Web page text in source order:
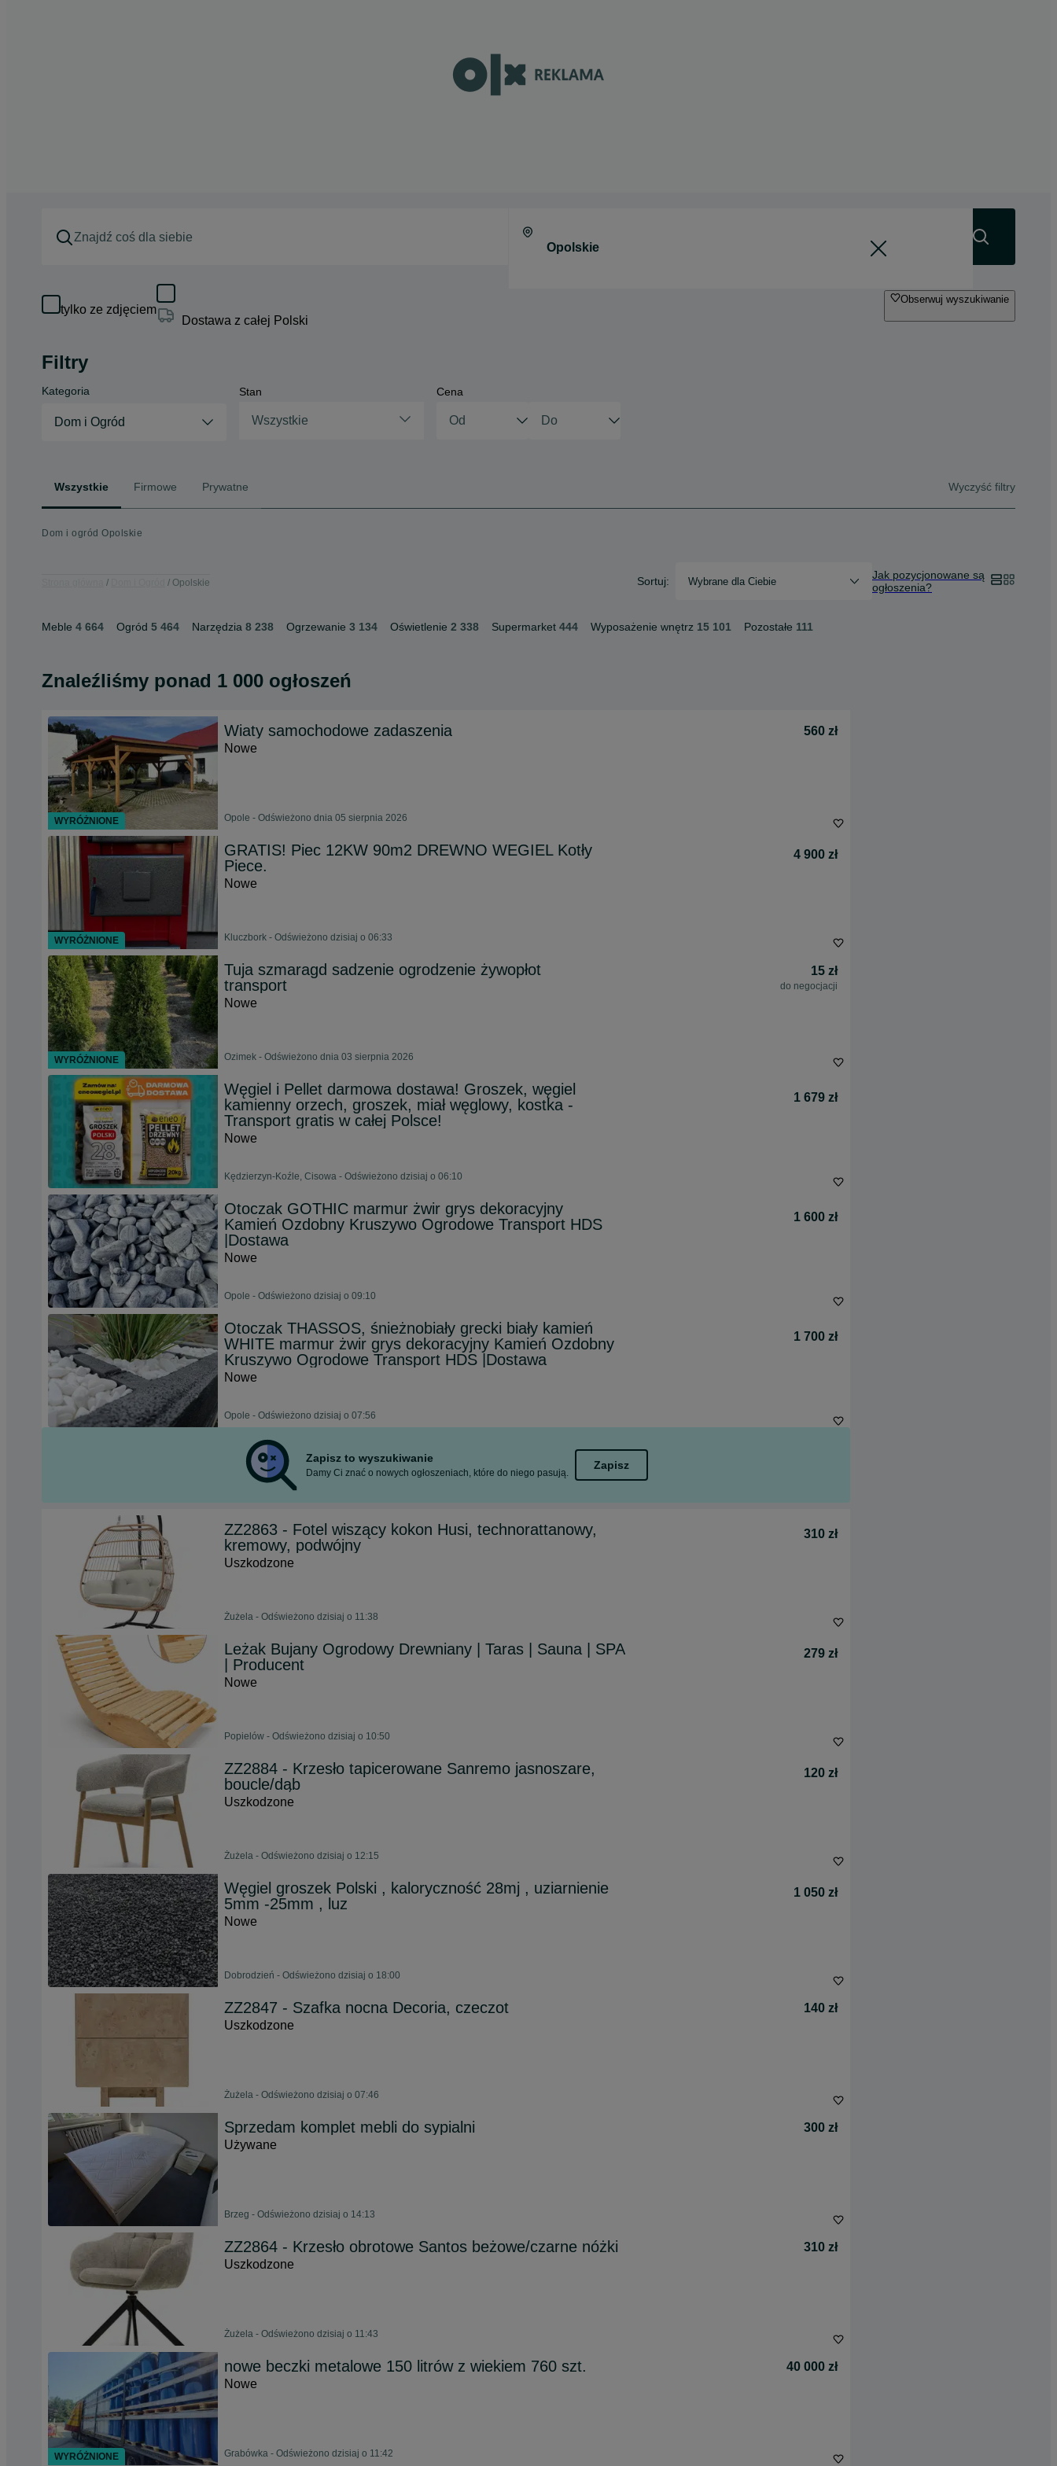
tylko ze zdjęciem
Dostawa z całej Polski
Obserwuj wyszukiwanie
Filtry
Kategoria
Dom i Ogród
Stan
Wszystkie
Cena
Wszystkie Firmowe Prywatne Wyczyść filtry
Dom i ogród Opolskie
Opolskie Sortuj: Wybrane dla Ciebie
Jak pozycjonowane są
ogłoszenia?
Meble 4 664 Ogród 5 464 Narzędzia 8 238 Ogrzewanie 3 134 Oświetlenie 2 338 Supermarket 444 Wyposażenie wnętrz 15 101 Pozostałe 111
Znaleźliśmy ponad 1 000 ogłoszeń
Wiaty samochodowe zadaszenia
560 zł
Nowe
Opole - Odświeżono dnia 05 sierpnia 2026
GRATIS! Piec 12KW 90m2 DREWNO WEGIEL Kotły
Piece.
4 900 zł
Nowe
Kluczbork - Odświeżono dzisiaj o 06:33
Tuja szmaragd sadzenie ogrodzenie żywopłot
transport
15 zł
do negocjacji
Nowe
Ozimek - Odświeżono dnia 03 sierpnia 2026
Węgiel i Pellet darmowa dostawa! Groszek, węgiel
kamienny orzech, groszek, miał węglowy, kostka -
Transport gratis w całej Polsce!
1 679 zł
Nowe
Kędzierzyn-Koźle, Cisowa - Odświeżono dzisiaj o 06:10
Otoczak GOTHIC marmur żwir grys dekoracyjny
Kamień Ozdobny Kruszywo Ogrodowe Transport HDS
|Dostawa
1 600 zł
Nowe
Opole - Odświeżono dzisiaj o 09:10
Otoczak THASSOS, śnieżnobiały grecki biały kamień
WHITE marmur żwir grys dekoracyjny Kamień Ozdobny
Kruszywo Ogrodowe Transport HDS |Dostawa
1 700 zł
Nowe
Opole - Odświeżono dzisiaj o 07:56
Zapisz to wyszukiwanie
Damy Ci znać o nowych ogłoszeniach, które do niego pasują.
Zapisz
ZZ2863 - Fotel wiszący kokon Husi, technorattanowy,
kremowy, podwójny
310 zł
Uszkodzone
Żużela - Odświeżono dzisiaj o 11:38
Leżak Bujany Ogrodowy Drewniany | Taras | Sauna | SPA
| Producent
279 zł
Nowe
Popielów - Odświeżono dzisiaj o 10:50
ZZ2884 - Krzesło tapicerowane Sanremo jasnoszare,
boucle/dąb
120 zł
Uszkodzone
Żużela - Odświeżono dzisiaj o 12:15
Węgiel groszek Polski , kaloryczność 28mj , uziarnienie
5mm -25mm , luz
1 050 zł
Nowe
Dobrodzień - Odświeżono dzisiaj o 18:00
ZZ2847 - Szafka nocna Decoria, czeczot
140 zł
Uszkodzone
Żużela - Odświeżono dzisiaj o 07:46
Sprzedam komplet mebli do sypialni
300 zł
Używane
Brzeg - Odświeżono dzisiaj o 14:13
ZZ2864 - Krzesło obrotowe Santos beżowe/czarne nóżki
310 zł
Uszkodzone
Żużela - Odświeżono dzisiaj o 11:43
nowe beczki metalowe 150 litrów z wiekiem 760 szt.
40 000 zł
Nowe
Grabówka - Odświeżono dzisiaj o 11:42
WYRÓŻNIONE
WYRÓŻNIONE
WYRÓŻNIONE
WYRÓŻNIONE